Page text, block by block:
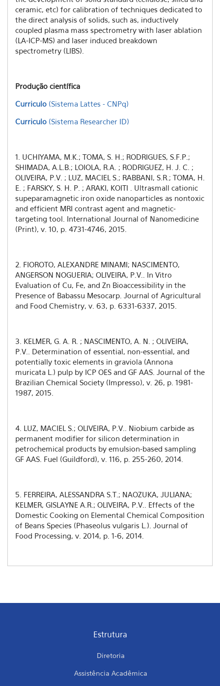
ceramic, etc) for calibration of techniques dedicated to
the direct analysis of solids, such as, inductively
coupled plasma mass spectrometry with laser ablation
(LA-ICP-MS) and laser induced breakdown
spectrometry (LIBS).
Produção científica
Curriculo (Sistema Lattes - CNPq)
Curriculo (Sistema Researcher ID)
1. UCHIYAMA, M.K.; TOMA, S. H.; RODRIGUES, S.F.P.;
SHIMADA, A.L.B.; LOIOLA, R.A. ; RODRIGUEZ, H. J. C. ;
OLIVEIRA, P.V. ; LUZ, MACIEL S.; RABBANI, S.R.; TOMA, H.
E. ; FARSKY, S. H. P. ; ARAKI, KOITI . Ultrasmall cationic
supeparamagnetic iron oxide nanoparticles as nontoxic
and efficient MRI contrast agent and magnetic-
targeting tool. International Journal of Nanomedicine
(Print), v. 10, p. 4731-4746, 2015.
2. FIOROTO, ALEXANDRE MINAMI; NASCIMENTO,
ANGERSON NOGUERIA; OLIVEIRA, P.V.. In Vitro
Evaluation of Cu, Fe, and Zn Bioaccessibility in the
Presence of Babassu Mesocarp. Journal of Agricultural
and Food Chemistry, v. 63, p. 6331-6337, 2015.
3. KELMER, G. A. R. ; NASCIMENTO, A. N. ; OLIVEIRA,
P.V.. Determination of essential, non-essential, and
potentially toxic elements in graviola (Annona
muricata L.) pulp by ICP OES and GF AAS. Journal of the
Brazilian Chemical Society (Impresso), v. 26, p. 1981-
1987, 2015.
4. LUZ, MACIEL S.; OLIVEIRA, P.V.. Niobium carbide as
permanent modifier for silicon determination in
petrochemical products by emulsion-based sampling
GF AAS. Fuel (Guildford), v. 116, p. 255-260, 2014.
5. FERREIRA, ALESSANDRA S.T.; NAOZUKA, JULIANA;
KELMER, GISLAYNE A.R.; OLIVEIRA, P.V.. Effects of the
Domestic Cooking on Elemental Chemical Composition
of Beans Species (Phaseolus vulgaris L.). Journal of
Food Processing, v. 2014, p. 1-6, 2014.
Estrutura
Diretoria
Assistência Acadêmica